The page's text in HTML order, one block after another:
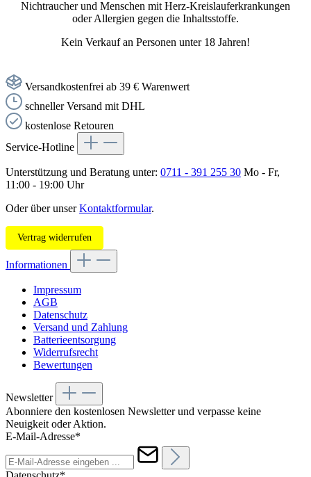
Nichtraucher und Menschen mit Herz-Kreislauferkrankungen
oder Allergien gegen die Inhaltsstoffe.
Kein Verkauf an Personen unter 18 Jahren!
Versandkostenfrei ab 39 € Warenwert
schneller Versand mit DHL
kostenlose Retouren
Service-Hotline
Unterstützung und Beratung unter: 0711 - 391 255 30 Mo - Fr,
11:00 - 19:00 Uhr
Oder über unserKontaktformular.
Vertrag widerrufen
Informationen
Impressum
AGB
Datenschutz
Versand und Zahlung
Batterieentsorgung
Widerrufsrecht
Bewertungen
Newsletter
Abonniere den kostenlosen Newsletter und verpasse keine
Neuigkeit oder Aktion.
E-Mail-Adresse*